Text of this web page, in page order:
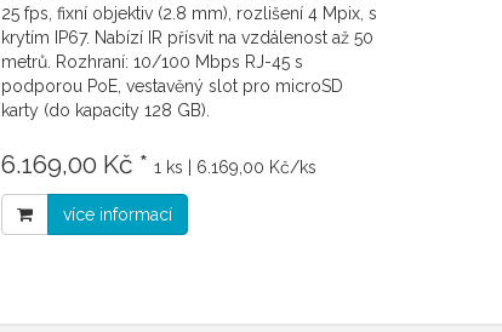
25 fps, fixní objektiv (2.8 mm), rozlišení 4 Mpix, s
krytím IP67. Nabízí IR přísvit na vzdálenost až 50
metrů. Rozhraní: 10/100 Mbps RJ-45 s
podporou PoE, vestavěný slot pro microSD
karty (do kapacity 128 GB).
6.169,00 Kč * 1 ks | 6.169,00 Kč/ks
více informací